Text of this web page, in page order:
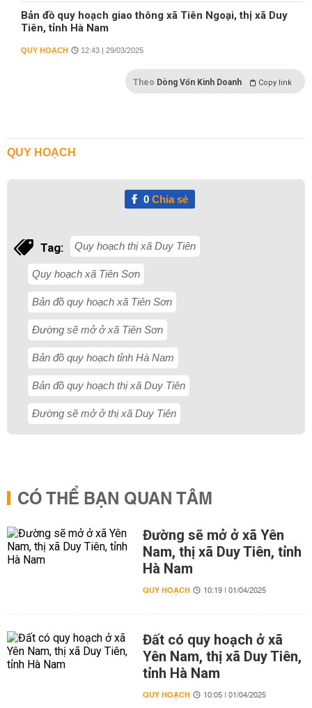
Bản đồ quy hoạch giao thông xã Tiên Ngoại, thị xã Duy
Tiên, tỉnh Hà Nam
QUY HOẠCH 12:43 | 29/03/2025
Theo Dòng Vốn Kinh Doanh Copy link
QUY HOẠCH
0Chia sẻ
Tag: Quy hoạch thị xã Duy Tiên
Quy hoạch xã Tiên Sơn
Bản đồ quy hoạch xã Tiên Sơn
Đường sẽ mở ở xã Tiên Sơn
Bản đồ quy hoạch tỉnh Hà Nam
Bản đồ quy hoạch thị xã Duy Tiên
Đường sẽ mở ở thị xã Duy Tiên
CÓ THỂ BẠN QUAN TÂM
Đường sẽ mở ở xã Yên
Nam, thị xã Duy Tiên, tỉnh
Hà Nam
QUY HOẠCH 10:19 | 01/04/2025
Đất có quy hoạch ở xã
Yên Nam, thị xã Duy Tiên,
tỉnh Hà Nam
QUY HOẠCH 10:05 | 01/04/2025